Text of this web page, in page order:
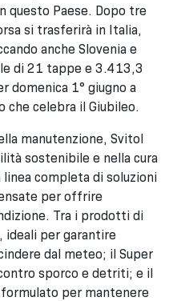
questo Paese. Dopo tre
si trasferirà in Italia,
anche Slovenia e
di 21 tappe e 3.413,3
domenica 1° giugno a
che celebra il Giubileo.
manutenzione, Svitol
sostenibile e nella cura
linea completa di soluzioni
per offrire
Tra i prodotti di
ideali per garantire
dal meteo; il Super
sporco e detriti; e il
per mantenere